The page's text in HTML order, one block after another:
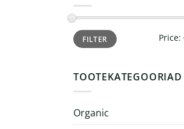
Min
price
Max
priceFILTER Price:
TOOTEKATEGOORIAD
Organic